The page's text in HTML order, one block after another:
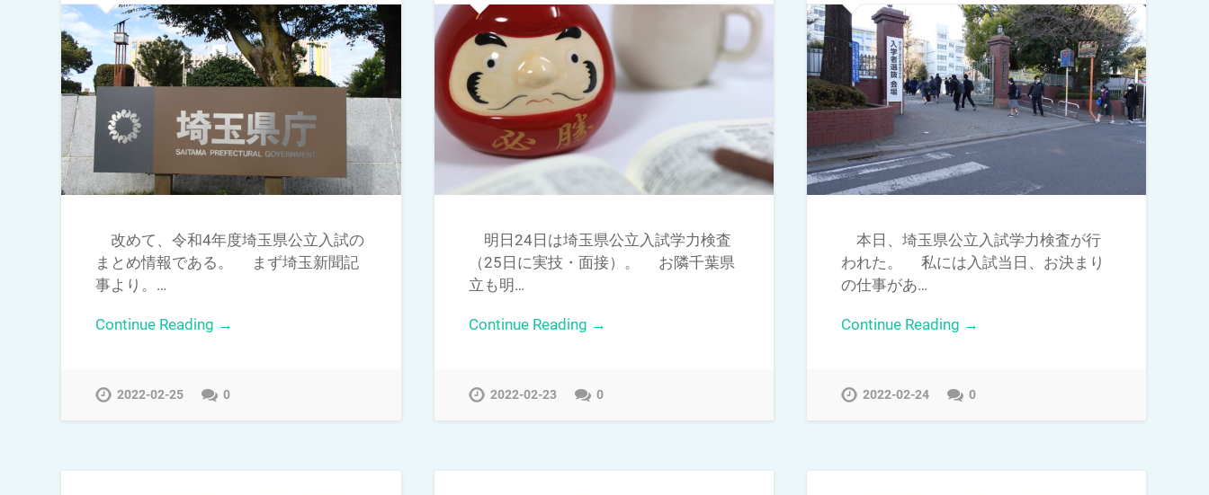
改めて、令和4年度埼玉県公立入試の
まとめ情報である。 まず埼玉新聞記
事より。…
Continue Reading →
2022-02-25 0
本日、埼玉県公立入試学力検査が行
われた。 私には入試当日、お決まり
の仕事があ…
Continue Reading →
2022-02-24 0
明日24日は埼玉県公立入試学力検査
（25日に実技・面接）。 お隣千葉県
立も明…
Continue Reading →
2022-02-23 0